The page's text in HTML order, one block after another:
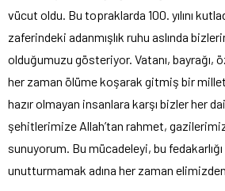
vücut oldu. Bu topraklarda 100. yılını
zaferindeki adanmışlık ruhu aslında
olduğumuzu gösteriyor. Vatanı, bayrağı,
her zaman ölüme koşarak gitmiş bir
hazır olmayan insanlara karşı bizler her
şehitlerimize Allah’tan rahmet,
sunuyorum. Bu mücadeleyi, bu
unutturmamak adına her zaman